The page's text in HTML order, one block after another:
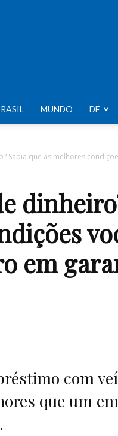
MUNDO DF
Sabia que as melhores
em
com
que um